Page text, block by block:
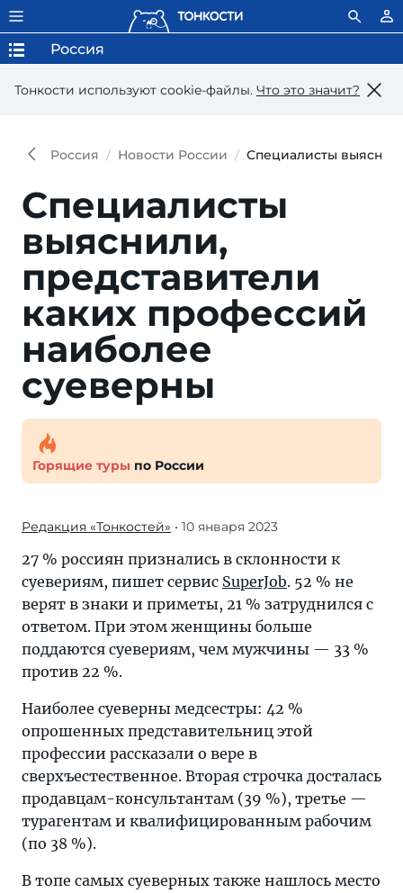
Тонкости используют сookie-файлы. Что это значит?
Россия
Россия Новости России Специалисты
Специалисты
выяснили,
представители
каких профессий
наиболее
суеверны
Горящие туры по России
Редакция «Тонкостей» • 10 января 2023
27 % россиян признались в склонности к
суевериям, пишет сервис SuperJob. 52 % не
верят в знаки и приметы, 21 % затруднился с
ответом. При этом женщины больше
поддаются суевериям, чем мужчины — 33 %
против 22 %.
Наиболее суеверны медсестры: 42 %
опрошенных представительниц этой
профессии рассказали о вере в
сверхъестественное. Вторая строчка досталась
продавцам-консультантам (39 %), третье —
турагентам и квалифицированным рабочим
(по 38 %).
В топе самых суеверных также нашлось место